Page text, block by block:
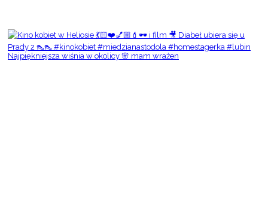
Najpiękniejsza wiśnia w okolicy 🌸 mam wrażen